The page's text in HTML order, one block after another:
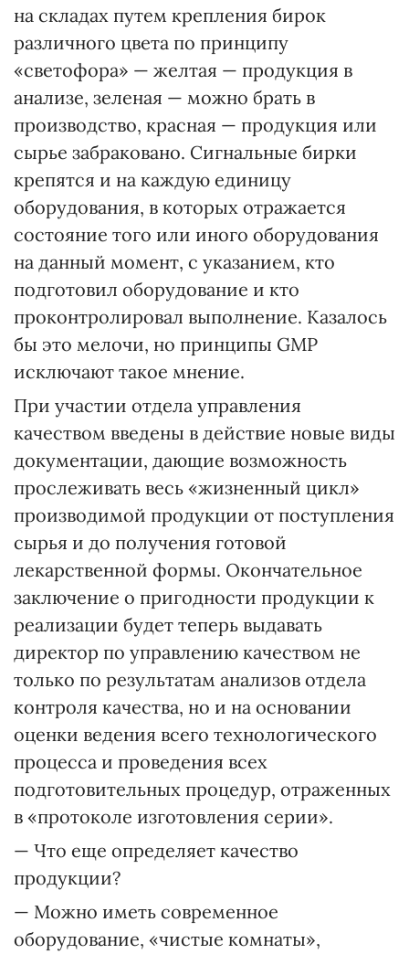
на складах путем крепления бирок
различного цвета по принципу
«светофора» — желтая — продукция в
анализе, зеленая — можно брать в
производство, красная — продукция или
сырье забраковано. Сигнальные бирки
крепятся и на каждую единицу
оборудования, в которых отражается
состояние того или иного оборудования
на данный момент, с указанием, кто
подготовил оборудование и кто
проконтролировал выполнение. Казалось
бы это мелочи, но принципы GМP
исключают такое мнение.
При участии отдела управления
качеством введены в действие новые виды
документации, дающие возможность
прослеживать весь «жизненный цикл»
производимой продукции от поступления
сырья и до получения готовой
лекарственной формы. Окончательное
заключение о пригодности продукции к
реализации будет теперь выдавать
директор по управлению качеством не
только по результатам анализов отдела
контроля качества, но и на основании
оценки ведения всего технологического
процесса и проведения всех
подготовительных процедур, отраженных
в «протоколе изготовления серии».
— Что еще определяет качество
продукции?
— Можно иметь современное
оборудование, «чистые комнаты»,